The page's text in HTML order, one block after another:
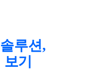
루션,
기